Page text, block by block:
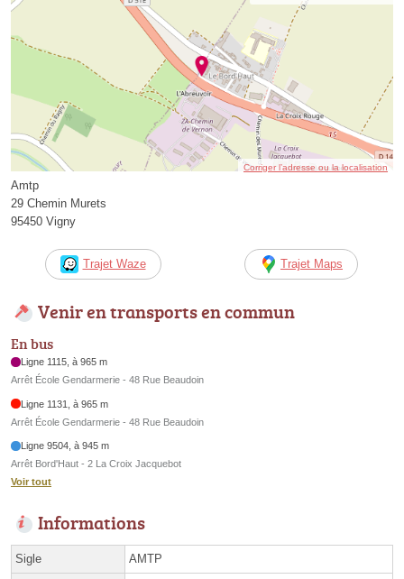
Corriger l’adresse ou la localisation
Amtp
29 Chemin Murets
95450 Vigny
Trajet Waze Trajet Maps
Venir en transports en commun
En bus
Ligne 1115, à 965 m
Arrêt École Gendarmerie - 48 Rue Beaudoin
Ligne 1131, à 965 m
Arrêt École Gendarmerie - 48 Rue Beaudoin
Ligne 9504, à 945 m
Arrêt Bord'Haut - 2 La Croix Jacquebot
Voir tout
Informations
Sigle AMTP